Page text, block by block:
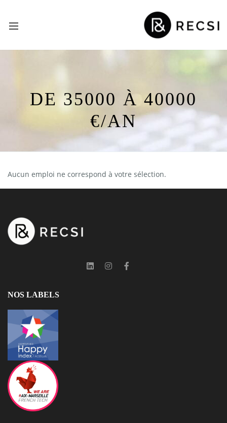
DE 35000 À 40000
€/AN
Aucun emploi ne correspond à votre sélection.
NOS LABELS